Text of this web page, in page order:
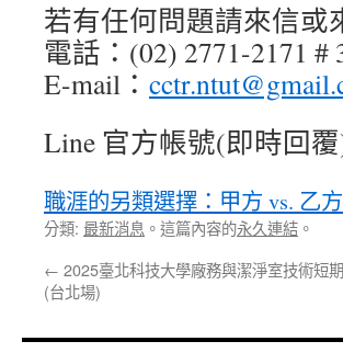
若有任何問題請來信或
電話：(02) 2771-2171 #
E-mail：
Line 官方帳號(即時回覆
職涯的另類選擇：甲方 vs. 乙方
分類: 最新消息 。這篇內容的永久連結 。
← 2025臺北科技大學廠務與潔淨室技術短
(台北場)